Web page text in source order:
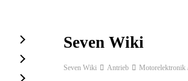
Seven Wiki
Seven Wiki Antrieb Motorelektronik